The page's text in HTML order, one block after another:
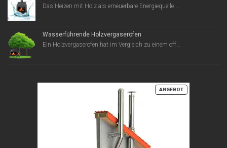
Das Heizen mit Holz als erneuerbare Energiequelle ...
Wasserführende Holzvergaseröfen
Ein Holzvergaserofen hat im Vergleich zu einem off...
ANGEBOTPRODUKT
IM